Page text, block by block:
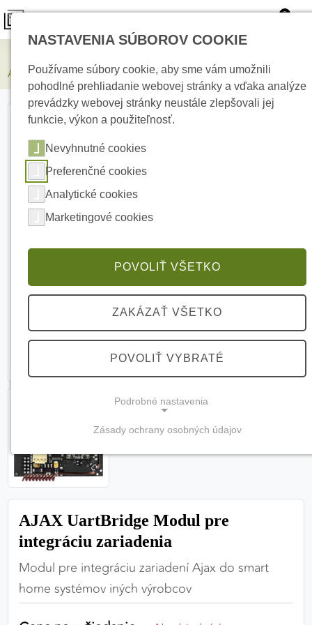
0
AJAX UartBridge Modul pre integráciu zariadenia
AJAX UartBridge Modul pre
integráciu zariadenia
Modul pre integráciu zariadení Ajax do smart
home systémov iných výrobcov
NASTAVENIA SÚBOROV COOKIE
Používame súbory cookie, aby sme vám umožnili
pohodlné prehliadanie webovej stránky a vďaka analýze
prevádzky webovej stránky neustále zlepšovali jej
funkcie, výkon a použiteľnosť.
Nevyhnutné cookies
Preferenčné cookies
Analytické cookies
Marketingové cookies
POVOLIŤ VŠETKO
ZAKÁZAŤ VŠETKO
POVOLIŤ VYBRATÉ
Podrobné nastavenia
(vždy aktívne, nemožno vypnúť)
Tieto cookies sú potrebné na správne fungovanie
zabezpečiť jej plnú funkčnosť.
PREFERENČNÉ COOKIES
Zásady ochrany osobných údajov